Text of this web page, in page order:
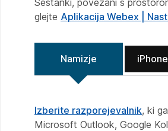
Sestanki, povezani s
glejte Aplikacija Webex |
Namizje
Izberite razporejevalnik, ki
Microsoft Outlook, Google